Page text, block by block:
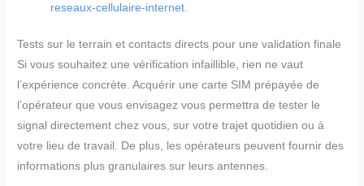
reseaux-cellulaire-internet
Tests sur le terrain et contacts directs pour une validation finale
Si vous souhaitez une vérification infaillible, rien ne vaut
l’expérience concrète. Acquérir une carte SIM prépayée de
l’opérateur que vous envisagez vous permettra de tester le
signal directement chez vous, sur votre trajet quotidien ou à
votre lieu de travail. De plus, les opérateurs peuvent fournir des
informations plus granulaires sur leurs antennes.